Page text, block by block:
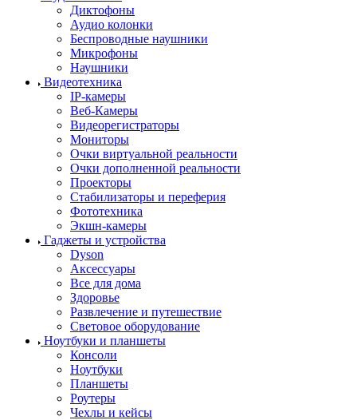
Диктофоны
Аудио колонки
Беспроводные наушники
Микрофоны
Наушники
Видеотехника
IP-камеры
Веб-Камеры
Видеорегистраторы
Мониторы
Очки виртуальной реальности
Очки дополненной реальности
Проекторы
Стабилизаторы и переферия
Фототехника
Экшн-камеры
Гаджеты и устройства
Dyson
Аксессуары
Все для дома
Здоровье
Развлечение и путешествие
Световое оборудование
Ноутбуки и планшеты
Консоли
Ноутбуки
Планшеты
Роутеры
Чехлы и кейсы